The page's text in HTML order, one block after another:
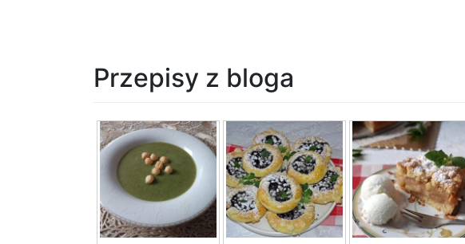
Przepisy z bloga